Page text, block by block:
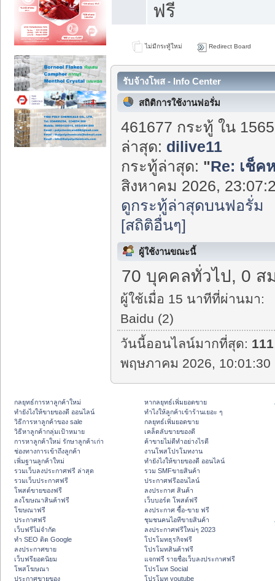
ฟรี
ไม่มีกระทู้ใหม่ Redirect Board
รับจ้างโพส - Info Center
สถิติการใช้งานฟอรั่ม
461677 กระทู้ ใน
ล่าสุด: dilive11
กระทู้ล่าสุด: "Re: เช็ค
สิงหาคม 2026,
ดูกระทู้ล่าสุดบนฟอรั่ม
[สถิติอื่นๆ]
ผู้ใช้งานขณะนี้
70 บุคคลทั่วไป, 0 ส
ผู้ใช้เมื่อ 15 นาทีที่ผ่านมา:
Baidu (2)
วันนี้ออนไลน์มากที่สุด: 111
พฤษภาคม 2026, 10:01:30
กลยุทธ์การหาลูกค้าใหม่
ทํายังไงให้ขายของดี ออนไลน์
วิธีการหาลูกค้าของ sale
วิธีหาลูกค้ากลุ่มเป้าหมาย
การหาลูกค้าใหม่ รักษาลูกค้าเก่า
ช่องทางการเข้าถึงลูกค้า
เพิ่มฐานลูกค้าใหม่
รวมเว็บลงประกาศฟรี ล่าสุด
รวมเว็บประกาศฟรี
โพสต์ขายของฟรี
ลงโฆษณาสินค้าฟรี
โฆษณาฟรี
ประกาศฟรี
เว็บฟรีไม่จำกัด
ทำ SEO ติด Google
ลงประกาศขาย
เว็บฟรียอดนิยม
โพสโฆษณา
ประกาศขายของ
หากลยุทธ์เพิ่มยอดขาย
ทําไงให้ลูกค้าเข้าร้านเยอะ ๆ
กลยุทธ์เพิ่มยอดขาย
เคล็ดลับขายของดี
ค้าขายไม่ดีทำอย่างไรดี
งานโพสโปรโมทงาน
ทํายังไงให้ขายของดี ออนไลน์
รวม SMFขายสินค้า
ประกาศฟรีออนไลน์
ลงประกาศ สินค้า
เว็บบอร์ด โพสต์ฟรี
ลงประกาศ ซื้อ-ขาย ฟรี
ชุมชนคนไอทีขายสินค้า
ลงประกาศฟรีใหม่ๆ 2023
โปรโมทธุรกิจฟรี
โปรโมทสินค้าฟรี
แจกฟรี รายชื่อเว็บลงประกาศฟรี
โปรโมท Social
โปรโมท youtube